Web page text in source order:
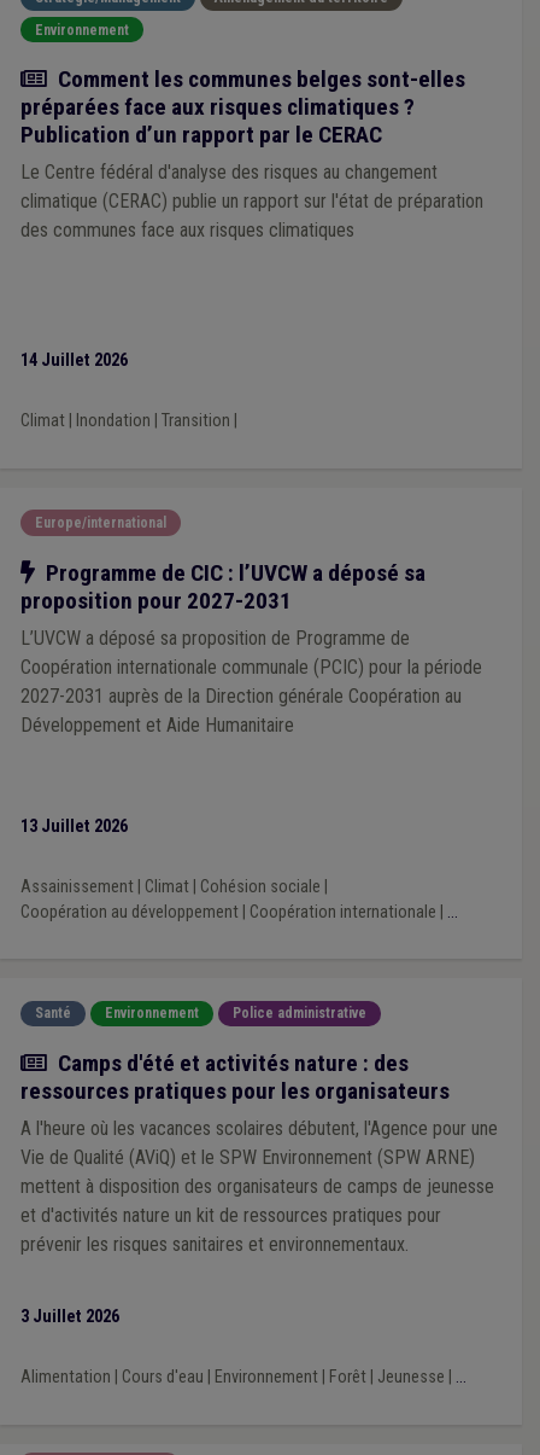
Environnement
Actualité
Comment les communes belges sont-elles
préparées face aux risques climatiques ?
Publication d’un rapport par le CERAC
Le Centre fédéral d'analyse des risques au changement
climatique (CERAC) publie un rapport sur l'état de préparation
des communes face aux risques climatiques
14 Juillet 2026
Climat| Inondation Transition
Europe/international
Notre action
Programme de CIC : l’UVCW a déposé sa
proposition pour 2027-2031
L’UVCW a déposé sa proposition de Programme de
Coopération internationale communale (PCIC) pour la période
2027-2031 auprès de la Direction générale Coopération au
Développement et Aide Humanitaire
13 Juillet 2026
Assainissement| Climat| Cohésion sociale
Coopération au développement| Coopération internationale ...
Santé Environnement Police administrative
Actualité
Camps d'été et activités nature : des
ressources pratiques pour les organisateurs
A l'heure où les vacances scolaires débutent, l'Agence pour une
Vie de Qualité (AViQ) et le SPW Environnement (SPW ARNE)
mettent à disposition des organisateurs de camps de jeunesse
et d'activités nature un kit de ressources pratiques pour
prévenir les risques sanitaires et environnementaux.
3 Juillet 2026
Alimentation Cours d'eau Environnement| Forêt| Jeunesse ...